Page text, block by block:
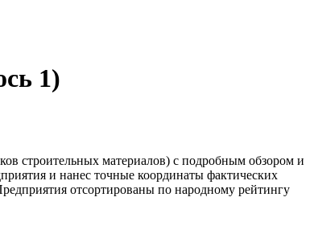
1)
строительных материалов) с подробным обзором и
и нанес точные координаты фактических
отсортированы по народному рейтингу